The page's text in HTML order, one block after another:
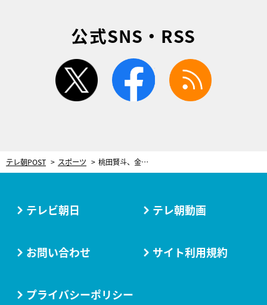
公式SNS・RSS
twitter facebook
テレ朝POST スポーツ 桃田賢斗、金メダルを取れなくても「コートに立ちたい」 復活を後押しした“ファンの声援”
テレビ朝日 テレ朝動画
お問い合わせ サイト利用規約
プライバシーポリシー